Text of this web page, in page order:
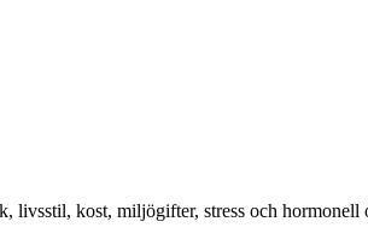
livsstil, kost, miljögifter, stress och